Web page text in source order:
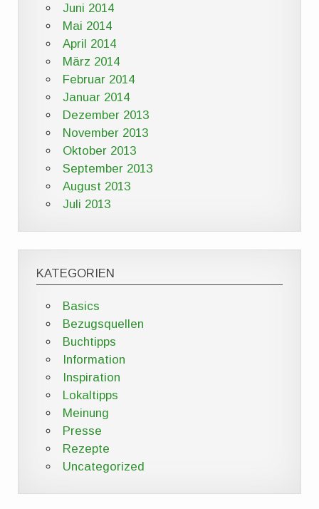
Juni 2014
Mai 2014
April 2014
März 2014
Februar 2014
Januar 2014
Dezember 2013
November 2013
Oktober 2013
September 2013
August 2013
Juli 2013
KATEGORIEN
Basics
Bezugsquellen
Buchtipps
Information
Inspiration
Lokaltipps
Meinung
Presse
Rezepte
Uncategorized